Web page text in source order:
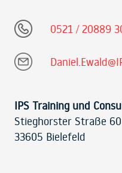
0521 / 20889
IPS Training und
Stieghorster Straße 60
33605 Bielefeld